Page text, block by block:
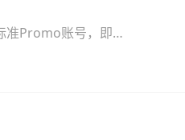
准Promo账号，即可